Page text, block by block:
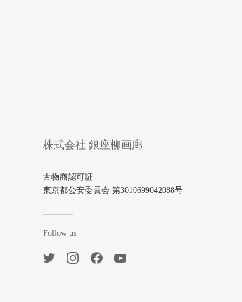
株式会社 銀座柳画廊
古物商認可証
東京都公安委員会 第3010699042088号
Follow us